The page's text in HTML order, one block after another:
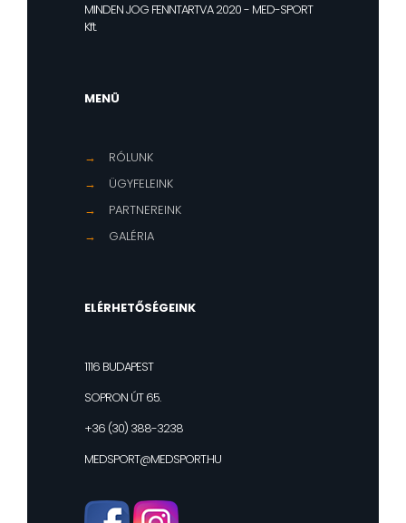
MINDEN JOG FENNTARTVA 2020 - MED-SPORT
Kft.
MENÜ
→
RÓLUNK
→
ÜGYFELEINK
→
PARTNEREINK
→
GALÉRIA
ELÉRHETŐSÉGEINK
1116 BUDAPEST
SOPRON ÚT 65.
+36 (30) 388-3238
MEDSPORT@MEDSPORT.HU